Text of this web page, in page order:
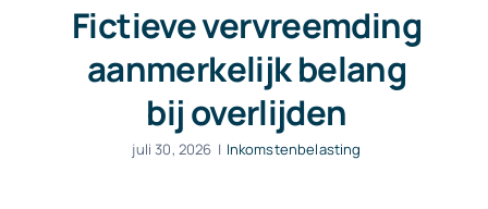
Fictieve vervreemding
aanmerkelijk belang
bij overlijden
juli 30, 2026 | Inkomstenbelasting